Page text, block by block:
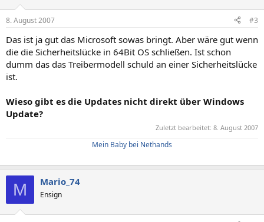
8. August 2007 #3
Das ist ja gut das Microsoft sowas bringt. Aber wäre gut wenn
die die Sicherheitslücke in 64Bit OS schließen. Ist schon
dumm das das Treibermodell schuld an einer Sicherheitslücke
ist.
Wieso gibt es die Updates nicht direkt über Windows
Update?
Zuletzt bearbeitet: 8. August 2007
Mein Baby bei Nethands
M Mario_74
Ensign